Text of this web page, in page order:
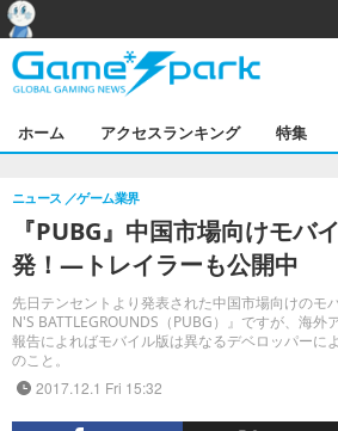
ホーム アクセスランキング 特集
『PUBG』中国市場向けモバ
発！―トレイラーも公開中
先日テンセントより発表された中国市場向けのモ
N'S BATTLEGROUNDS（PUBG）』ですが、海
報告によればモバイル版は異なるデベロッパーに
のこと。
ニュース ゲーム業界
2017.12.1 Fri 15:32